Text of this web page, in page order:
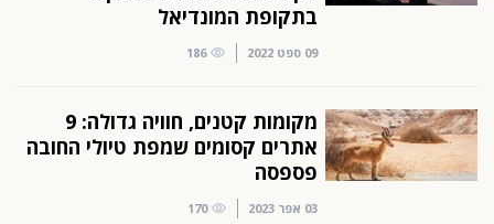
בתקופת המונדיאל
09 ספט 2022 186
מקומות קטנים, חוויה גדולה: 9
אתרים קסומים שמפת טיולי החובה
פספסה
03 אפר 2023 170